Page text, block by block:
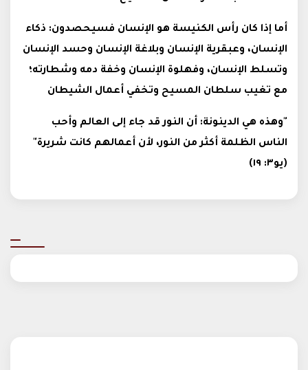
أما إذا كان رأس الكنيسة هو الإنسان فسيحصدون: ذكاء
الإنسان، وعبقرية الإنسان وبلاغة الإنسان وحسد الإنسان
وتسلط الإنسان، وفهلوة الإنسان وخفة دمه وشطارته؛
مع تغيب سلطان المسيح وتخفي أعمال الشيطان
"وهذه هي الدينونة: أن النور قد جاء إلى العالم وأحب
الناس الظلمة أكثر من النور، لأن أعمالهم كانت شريرة"
(يو٣: ١٩)